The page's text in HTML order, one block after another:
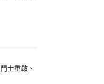
士重啟、